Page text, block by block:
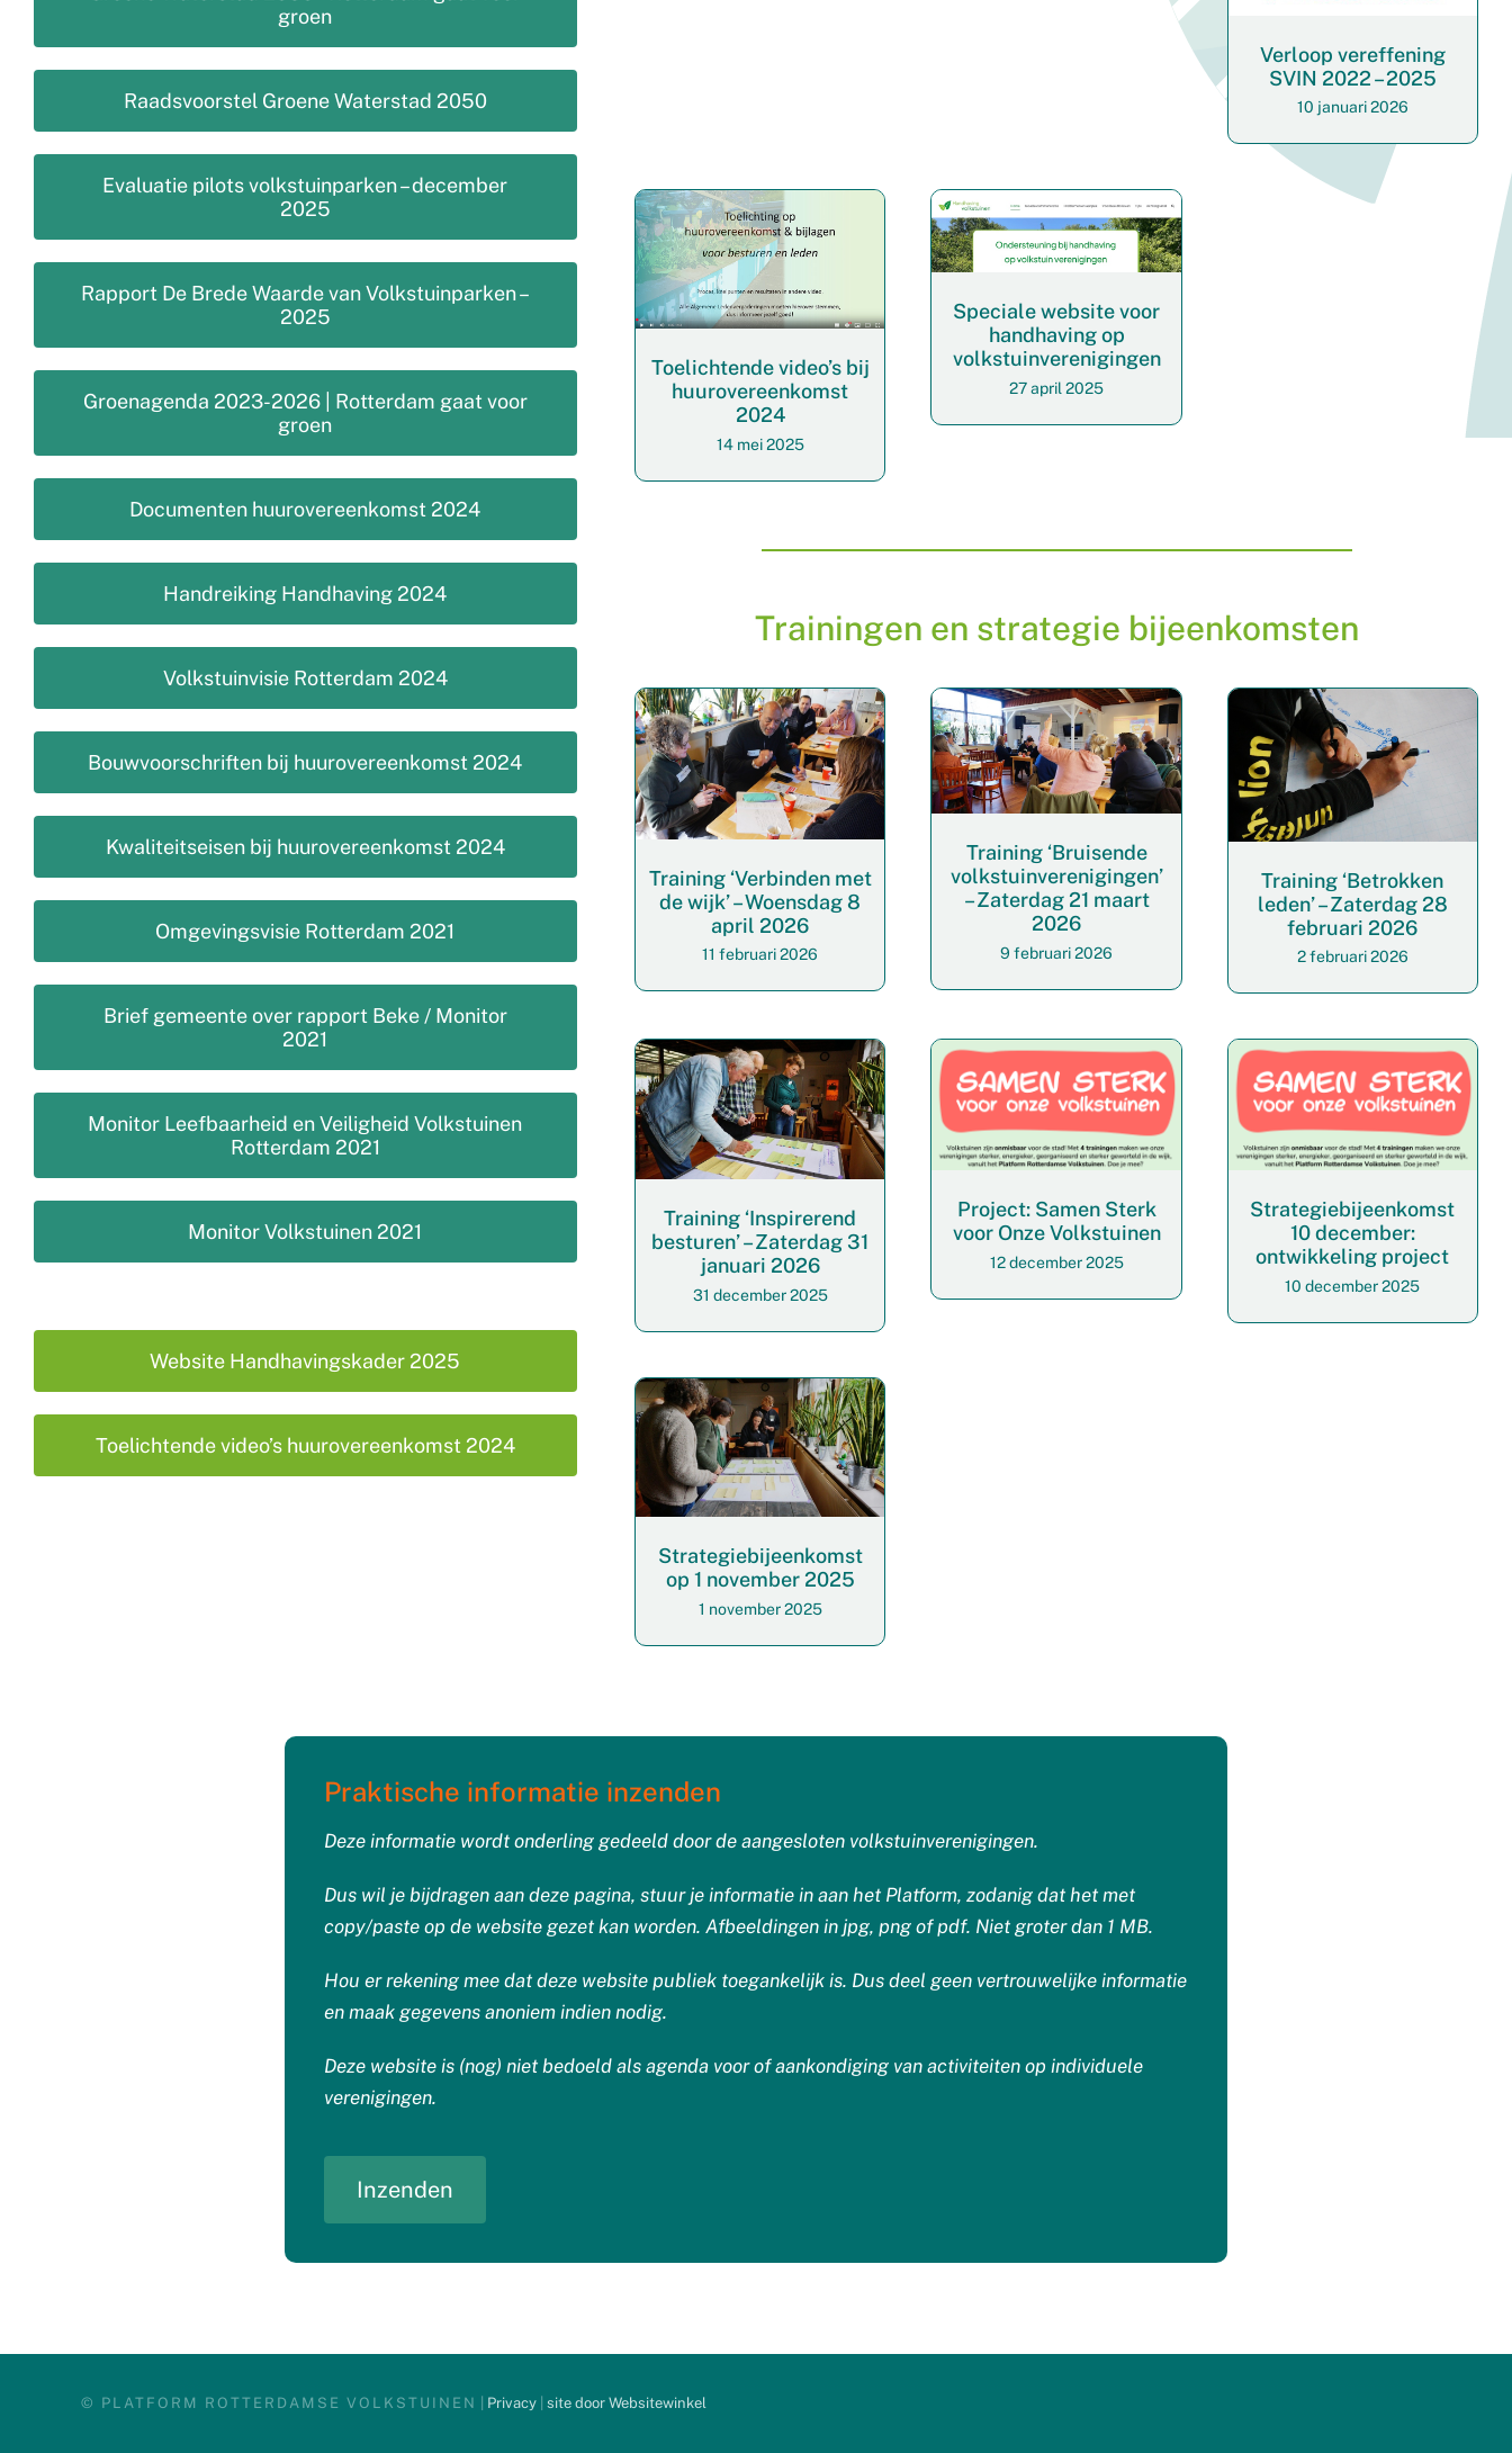
groen
Raadsvoorstel Groene Waterstad 2050
Evaluatie pilots volkstuinparken – december
2025
Rapport De Brede Waarde van Volkstuinparken –
2025
Groenagenda 2023-2026 | Rotterdam gaat voor
groen
Documenten huurovereenkomst 2024
Handreiking Handhaving 2024
Volkstuinvisie Rotterdam 2024
Bouwvoorschriften bij huurovereenkomst 2024
Kwaliteitseisen bij huurovereenkomst 2024
Omgevingsvisie Rotterdam 2021
Brief gemeente over rapport Beke / Monitor
2021
Monitor Leefbaarheid en Veiligheid Volkstuinen
Rotterdam 2021
Monitor Volkstuinen 2021
Website Handhavingskader 2025
Toelichtende video’s huurovereenkomst 2024
Verloop vereffening
SVIN 2022 – 2025
10 januari 2026
Toelichtende video’s bij
huurovereenkomst
2024
14 mei 2025
Speciale website voor
handhaving op
volkstuinverenigingen
27 april 2025
Trainingen en strategie bijeenkomsten
Training ‘Verbinden met
de wijk’ – Woensdag 8
april 2026
11 februari 2026
Training ‘Bruisende
volkstuinverenigingen’
– Zaterdag 21 maart
2026
9 februari 2026
Training ‘Betrokken
leden’ – Zaterdag 28
februari 2026
2 februari 2026
Training ‘Inspirerend
besturen’ – Zaterdag 31
januari 2026
31 december 2025
Project: Samen Sterk
voor Onze Volkstuinen
12 december 2025
Strategiebijeenkomst
10 december:
ontwikkeling project
10 december 2025
Strategiebijeenkomst
op 1 november 2025
1 november 2025
Praktische informatie inzenden
Deze informatie wordt onderling gedeeld door de aangesloten volkstuinverenigingen.
Dus wil je bijdragen aan deze pagina, stuur je informatie in aan het Platform, zodanig dat het met
copy/paste op de website gezet kan worden. Afbeeldingen in jpg, png of pdf. Niet groter dan 1 MB.
Hou er rekening mee dat deze website publiek toegankelijk is. Dus deel geen vertrouwelijke informatie
en maak gegevens anoniem indien nodig.
Deze website is (nog) niet bedoeld als agenda voor of aankondiging van activiteiten op individuele
verenigingen.
Inzenden
© PLATFORM ROTTERDAMSE VOLKSTUINEN Privacy site door Websitewinkel